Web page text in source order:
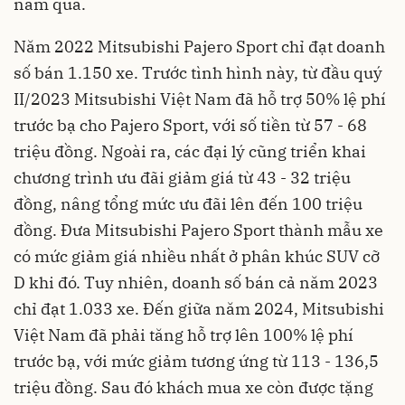
Năm 2022 Mitsubishi Pajero Sport chỉ đạt doanh
số bán 1.150 xe. Trước tình hình này, từ đầu quý
II/2023 Mitsubishi Việt Nam đã hỗ trợ 50% lệ phí
trước bạ cho Pajero Sport, với số tiền từ 57 - 68
triệu đồng. Ngoài ra, các đại lý cũng triển khai
chương trình ưu đãi giảm giá từ 43 - 32 triệu
đồng, nâng tổng mức ưu đãi lên đến 100 triệu
đồng. Đưa Mitsubishi Pajero Sport thành mẫu xe
có mức giảm giá nhiều nhất ở phân khúc SUV cỡ
D khi đó. Tuy nhiên, doanh số bán cả năm 2023
chỉ đạt 1.033 xe. Đến giữa năm 2024, Mitsubishi
Việt Nam đã phải tăng hỗ trợ lên 100% lệ phí
trước bạ, với mức giảm tương ứng từ 113 - 136,5
triệu đồng. Sau đó khách mua xe còn được tặng